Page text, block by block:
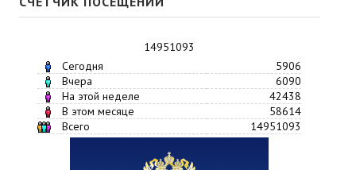
14951093
Сегодня
5906
Вчера
6090
На этой неделе
42438
В этом месяце
58614
Всего
14951093